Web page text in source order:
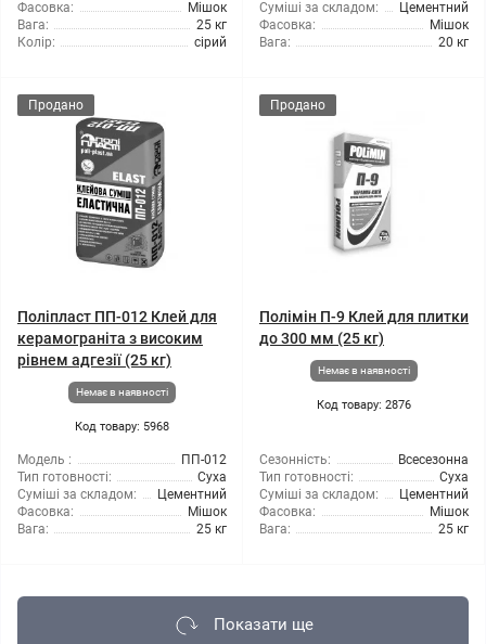
Фасовка:
Мішок
Вага:
25 кг
Колір:
сірий
Суміші за складом:
Цементний
Фасовка:
Мішок
Вага:
20 кг
Продано
Поліпласт ПП-012 Клей для
керамограніта з високим
рівнем адгезії (25 кг)
Немає в наявності
Код товару: 5968
Модель :
ПП-012
Тип готовності:
Суха
Суміші за складом:
Цементний
Фасовка:
Мішок
Вага:
25 кг
Продано
Полімін П-9 Клей для плитки
до 300 мм (25 кг)
Немає в наявності
Код товару: 2876
Сезонність:
Всесезонна
Тип готовності:
Суха
Суміші за складом:
Цементний
Фасовка:
Мішок
Вага:
25 кг
Показати ще